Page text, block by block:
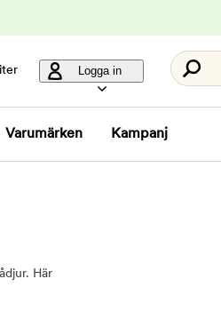
Logga in
Varumärken Kampanj
Här